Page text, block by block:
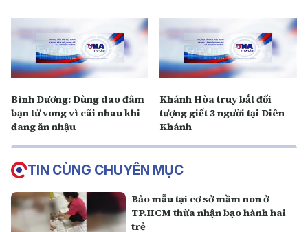
Bình Dương: Dùng dao đâm
bạn tử vong vì cãi nhau khi
đang ăn nhậu
Khánh Hòa truy bắt đối
tượng giết 3 người tại Diên
Khánh
TIN CÙNG CHUYÊN MỤC
Bảo mẫu tại cơ sở mầm non ở
TP.HCM thừa nhận bạo hành hai
trẻ